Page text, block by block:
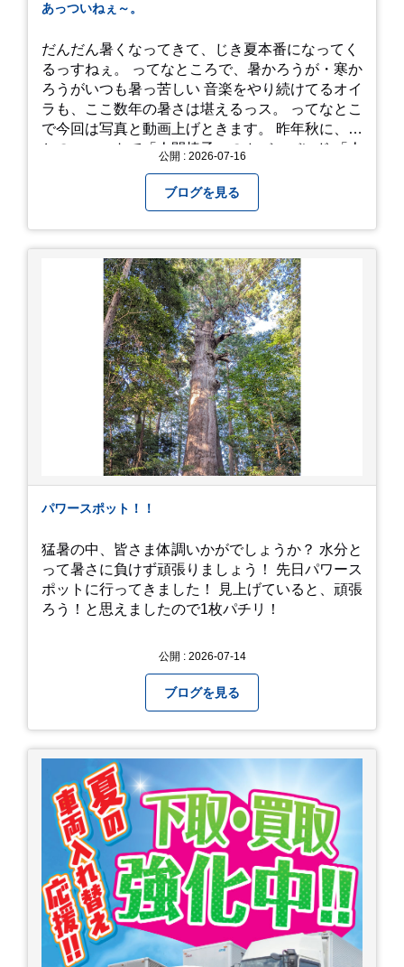
あっついねぇ～。
だんだん暑くなってきて、じき夏本番になってく
るっすねぇ。 ってなところで、暑かろうが・寒か
ろうがいつも暑っ苦しい 音楽をやり続けてるオイ
ラも、ここ数年の暑さは堪えるっス。 ってなとこ
で今回は写真と動画上げときます。 昨年秋に、娘
とのユニットで「人間椅子」のカバーバンド 「人
画にしており、娘のファンからもアップしてくれ
ッ！」とされているので ここだけの公開としま
す。 非常に暑苦しいのでご観覧される方は、ご注
意くださいませ。 では、熱中症に気を付けて、お
過ごしください。
https://youtu.be/QWVP8qzpsUE
公開 : 2026-07-16
ブログを見る
パワースポット！！
猛暑の中、皆さま体調いかがでしょうか？ 水分と
って暑さに負けず頑張りましょう！ 先日パワース
ポットに行ってきました！ 見上げていると、頑張
ろう！と思えましたので1枚パチリ！
公開 : 2026-07-14
ブログを見る